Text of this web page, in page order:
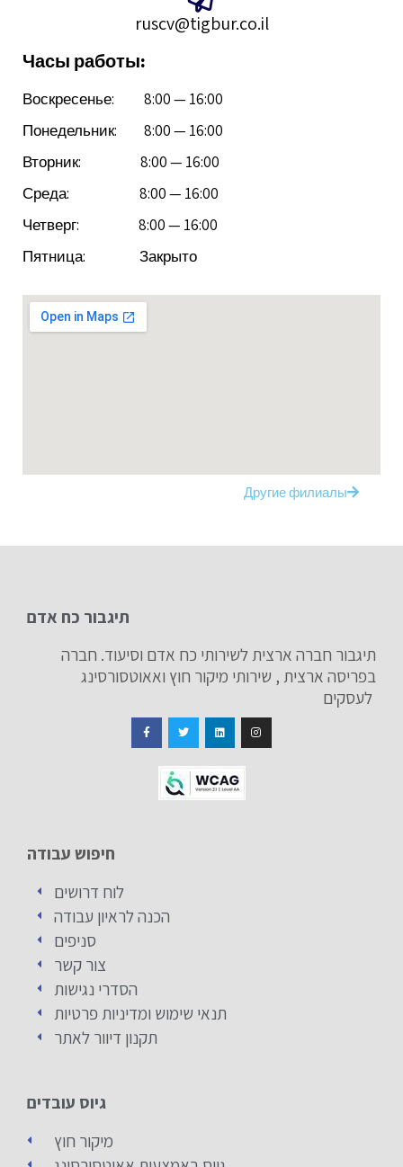
ruscv@tigbur.co.il
Часы работы:
Воскресенье: 8:00 — 16:00
Понедельник: 8:00 — 16:00
Вторник: 8:00 — 16:00
Среда: 8:00 — 16:00
Четверг: 8:00 — 16:00
Пятница: Закрыто
Другие филиалы
תיגבור כח אדם
תיגבור חברה ארצית לשירותי כח אדם וסיעוד. חברה
בפריסה ארצית , שירותי מיקור חוץ ואאוטסורסינג
חיפוש עבודה
לוח דרושים
הכנה לראיון עבודה
סניפים
צור קשר
הסדרי נגישות
תנאי שימוש ומדיניות פרטיות
תקנון דיוור לאתר
גיוס עובדים
מיקור חוץ